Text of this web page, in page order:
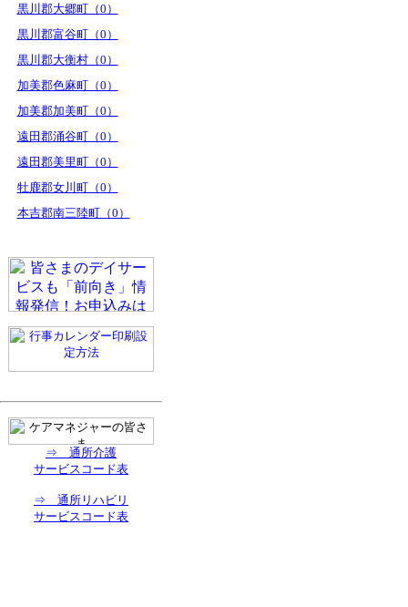
黒川郡大郷町（0）
黒川郡富谷町（0）
黒川郡大衡村（0）
加美郡色麻町（0）
加美郡加美町（0）
遠田郡涌谷町（0）
遠田郡美里町（0）
牡鹿郡女川町（0）
本吉郡南三陸町（0）
⇒ 通所介護
サービスコード表
⇒ 通所リハビリ
サービスコード表